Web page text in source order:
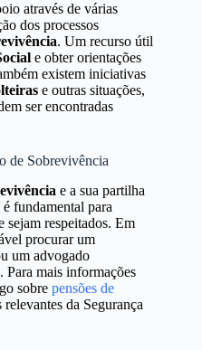
através de várias
dos processos
. Um recurso útil
e obter orientações
existem iniciativas
e outras situações,
ser encontradas
de Sobrevivência
e a sua partilha
fundamental para
sejam respeitados. Em
procurar um
um advogado
mais informações
sobre pensões de
da Segurança